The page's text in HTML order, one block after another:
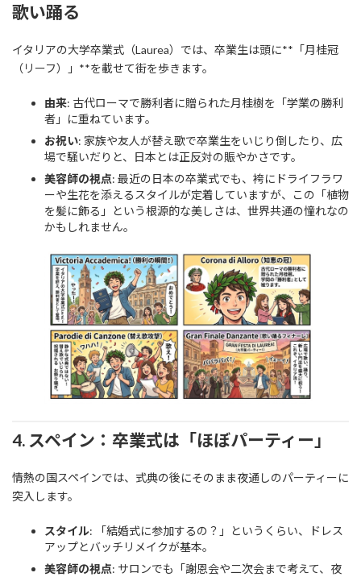
歌い踊る
イタリアの大学卒業式（Laurea）では、卒業生は頭に**「月桂冠
（リーフ）」**を載せて街を歩きます。
由来: 古代ローマで勝利者に贈られた月桂樹を「学業の勝利
者」に重ねています。
お祝い: 家族や友人が替え歌で卒業生をいじり倒したり、広
場で騒いだりと、日本とは正反対の賑やかさです。
美容師の視点: 最近の日本の卒業式でも、袴にドライフラワ
ーや生花を添えるスタイルが定着していますが、この「植物
を髪に飾る」という根源的な美しさは、世界共通の憧れなの
かもしれません。
4. スペイン：卒業式は「ほぼパーティー」
情熱の国スペインでは、式典の後にそのまま夜通しのパーティーに
突入します。
スタイル: 「結婚式に参加するの？」というくらい、ドレス
アップとバッチリメイクが基本。
美容師の視点: サロンでも「謝恩会や二次会まで考えて、夜